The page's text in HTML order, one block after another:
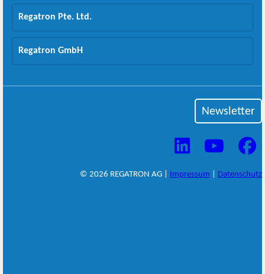
Regatron Pte. Ltd.
Regatron GmbH
Newsletter
© 2026 REGATRON AG | Impressum Datenschutz